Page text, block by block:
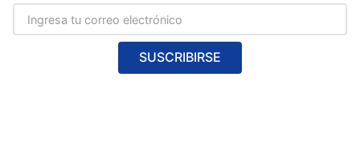
SUSCRIBIRSE